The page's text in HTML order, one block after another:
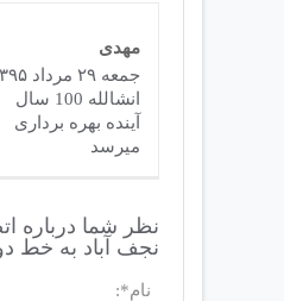
مهدی
جمعه ۲۹ مرداد ۱۳۹۵
انشالله 100 سال
آینده بهره برداری
میرسد
نظر شما درباره
نجف آباد به خط
نام*: